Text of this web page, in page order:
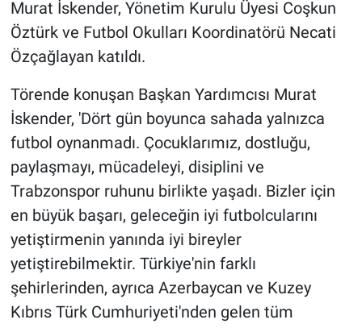
Murat İskender, Yönetim Kurulu Üyesi Coşkun
Öztürk ve Futbol Okulları Koordinatörü Necati
Özçağlayan katıldı.
Törende konuşan Başkan Yardımcısı Murat
İskender, 'Dört gün boyunca sahada yalnızca
futbol oynanmadı. Çocuklarımız, dostluğu,
paylaşmayı, mücadeleyi, disiplini ve
Trabzonspor ruhunu birlikte yaşadı. Bizler için
en büyük başarı, geleceğin iyi futbolcularını
yetiştirmenin yanında iyi bireyler
yetiştirebilmektir. Türkiye'nin farklı
şehirlerinden, ayrıca Azerbaycan ve Kuzey
Kıbrıs Türk Cumhuriyeti'nden gelen tüm